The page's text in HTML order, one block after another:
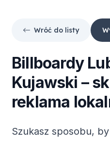
Wróć do listy
Billboardy
Kujawski –
reklama
Szukasz sposobu,